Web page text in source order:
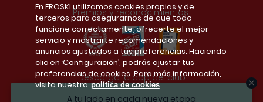
A tu lado en cada nueva etapa
Premios y reconocimientos:
Descarga la app del club
En EROSKI utilizamos cookies propias y de
terceros para asegurarnos de que todo
funcione correctamente, ofrecerte el mejor
servicio y mostrarte recomendaciones y
anuncios ajustados a tus preferencias. Haciendo
clic en ‘Configuración’, podrás ajustar tus
preferencias de cookies. Para más información,
visita nuestra política de cookies